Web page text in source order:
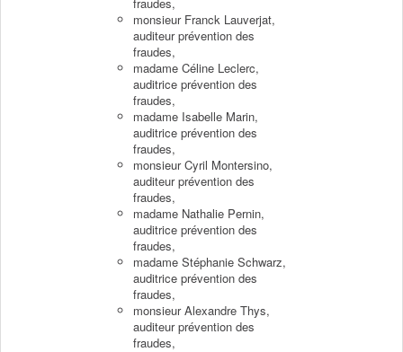
monsieur Franck Lauverjat,
auditeur prévention des
fraudes,
madame Céline Leclerc,
auditrice prévention des
fraudes,
madame Isabelle Marin,
auditrice prévention des
fraudes,
monsieur Cyril Montersino,
auditeur prévention des
fraudes,
madame Nathalie Pernin,
auditrice prévention des
fraudes,
madame Stéphanie Schwarz,
auditrice prévention des
fraudes,
monsieur Alexandre Thys,
auditeur prévention des
fraudes,